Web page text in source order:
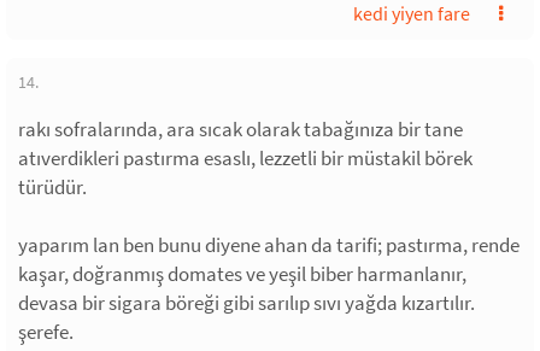
kedi yiyen fare
14.
rakı sofralarında, ara sıcak olarak tabağınıza bir tane
atıverdikleri pastırma esaslı, lezzetli bir müstakil börek
türüdür.
yaparım lan ben bunu diyene ahan da tarifi; pastırma, rende
kaşar, doğranmış domates ve yeşil biber harmanlanır,
devasa bir sigara böreği gibi sarılıp sıvı yağda kızartılır.
şerefe.